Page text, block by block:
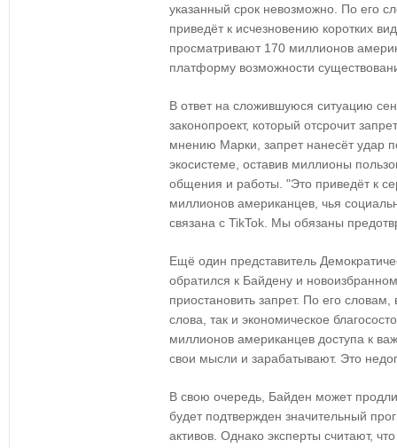
указанный срок невозможно. По его
приведёт к исчезновению коротких
просматривают 170 миллионов
платформу возможности
В ответ на сложившуюся ситуацию
законопроект, который отсрочит
мнению Марки, запрет нанесёт удар
экосистеме, оставив миллионы
общения и работы. "Это приведёт к
миллионов американцев, чья
связана с TikTok. Мы обязаны
Ещё один представитель
обратился к Байдену и
приостановить запрет. По его словам,
слова, так и экономическое
миллионов американцев доступа к
свои мысли и зарабатывают. Это
В свою очередь, Байден может
будет подтвержден значительный
активов. Однако эксперты считают,